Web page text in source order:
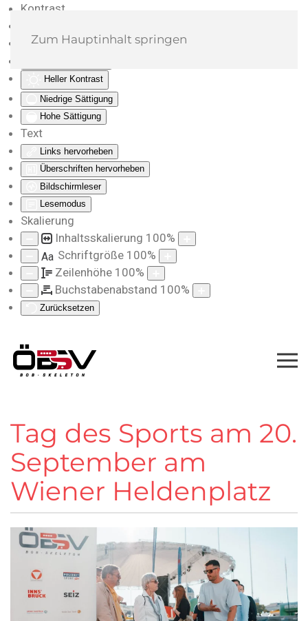
Kontrast
Monochrom
Heller Kontrast
Niedrige Sättigung
Hohe Sättigung
Text
Links hervorheben
Überschriften hervorheben
Bildschirmleser
Lesemodus
Skalierung
Inhaltsskalierung 100%
Aa Schriftgröße 100%
Zeilenhöhe 100%
Buchstabenabstand 100%
Zurücksetzen
Zum Hauptinhalt springen
Tag des Sports am 20.
September am
Wiener Heldenplatz